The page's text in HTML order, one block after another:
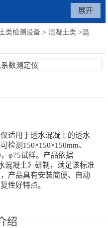
展开
类检测设备 > 混凝土类 >混
适用于透水混凝土的透水
检测150×150×150mm、
φ75试样。产品依据
混凝土》研制，满足该标准
产品具有安装简便、自动
性好特点。